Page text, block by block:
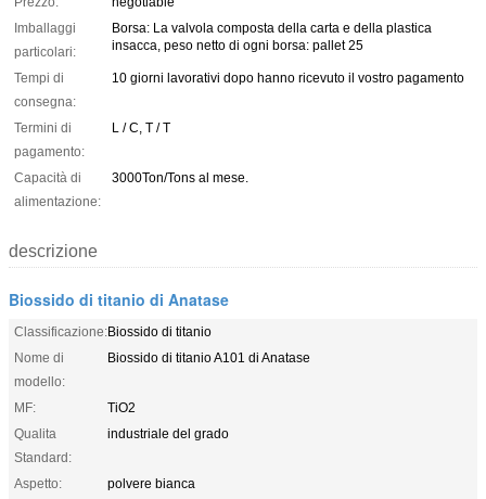
Imballaggi
particolari:
Borsa: La valvola composta della carta e della plastica
insacca, peso netto di ogni borsa: pallet 25
Tempi di
consegna:
10 giorni lavorativi dopo hanno ricevuto il vostro pagamento
Termini di
pagamento:
L / C, T / T
Capacità di
alimentazione:
3000Ton/Tons al mese.
descrizione
Biossido di titanio di Anatase
Classificazione:Biossido di titanio
Nome di
modello:
Biossido di titanio A101 di Anatase
MF:
TiO2
Qualita
Standard:
industriale del grado
Aspetto:
polvere bianca